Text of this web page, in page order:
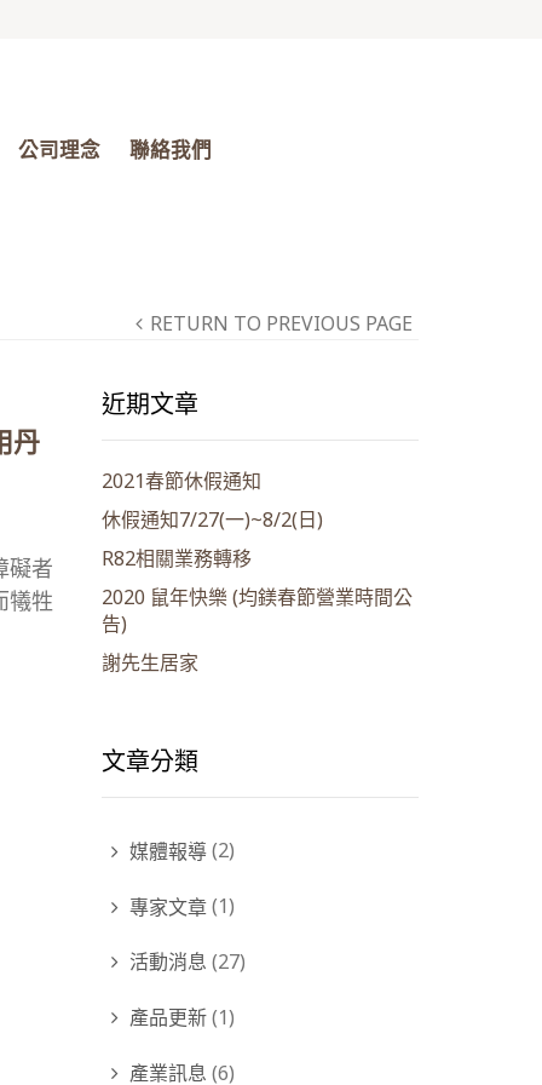
公司理念 聯絡我們
RETURN TO PREVIOUS PAGE
丹
礙者
犧牲
近期文章
2021春節休假通知
休假通知7/27(一)~8/2(日)
R82相關業務轉移
2020 鼠年快樂 (均鎂春節營業時間公
告)
謝先生居家
文章分類
媒體報導(2)
專家文章(1)
活動消息 (27)
產品更新(1)
產業訊息 (6)